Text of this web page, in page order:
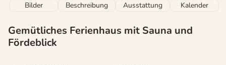
Bilder Beschreibung Ausstattung Kalender
Gemütliches Ferienhaus mit Sauna und
Fördeblick